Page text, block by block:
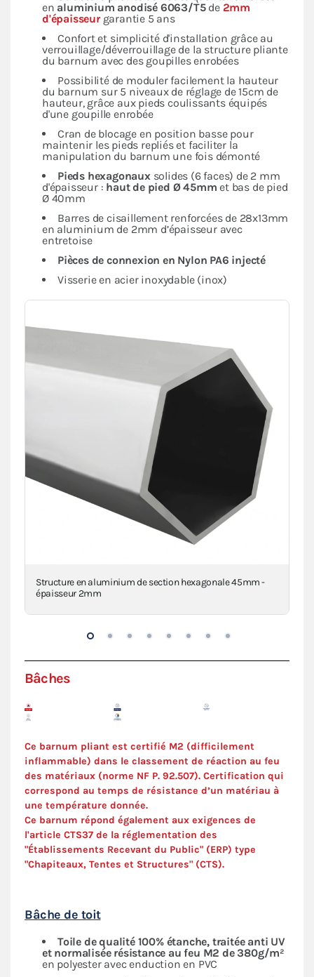
en aluminium anodisé 6063/T5de 2mm
d'épaisseurgarantie 5 ans
Confort et simplicité d'installation grâce au
verrouillage/déverrouillage de la structure pliante
du barnum avec des goupilles enrobées
Possibilité de moduler facilement la hauteur
du barnum sur 5 niveaux de réglage de 15cm de
hauteur, grâce aux pieds coulissants équipés
d'une goupille enrobée
Cran de blocage en position basse pour
maintenir les pieds repliés et faciliter la
manipulation du barnum une fois démonté
Pieds hexagonauxsolides (6 faces) de 2 mm
d'épaisseur : haut de pied Ø 45mm et bas de pied
Ø 40mm
Barres de cisaillement renforcées de 28x13mm
en aluminium de 2mm d’épaisseur avec
entretoise
Pièces de connexion en Nylon PA6 injecté
Visserie en acier inoxydable (inox)
Structure en aluminium de section hexagonale 45mm -
épaisseur 2mm
Bâches
Ce barnum pliant est certifié M2 (difficilement
inflammable) dans le classement de réaction au feu
des matériaux (norme NF P. 92.507). Certification qui
correspond au temps de résistance d’un matériau à
une température donnée.
Ce barnum répond également aux exigences de
l'article CTS37 de la réglementation des
"Établissements Recevant du Public" (ERP) type
"Chapiteaux, Tentes et Structures" (CTS).
Bâche de toit
Toile de qualité 100% étanche, traitée anti UV
et normalisée résistance au feu M2 de 380g/m²
en polyester avec enduction en PVC